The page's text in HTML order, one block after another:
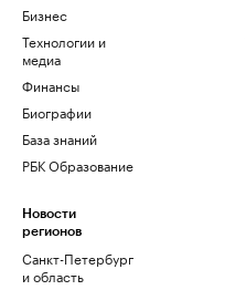
Бизнес
Технологии и
медиа
Финансы
Биографии
База знаний
РБК Образование
Новости
регионов
Санкт-Петербург
и область